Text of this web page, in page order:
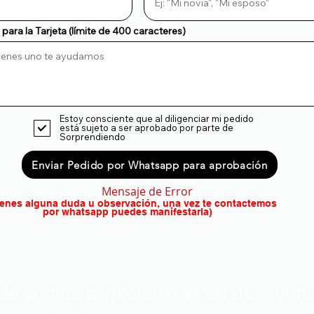
para la Tarjeta (límite de 400 caracteres)
Estoy consciente que al diligenciar mi pedido
está sujeto a ser aprobado por parte de
Sorprendiendo
Enviar Pedido por Whatsapp para aprobación
Mensaje de Error
alguna duda u observación, una vez te contactemos
por whatsapp puedes manifestarla)